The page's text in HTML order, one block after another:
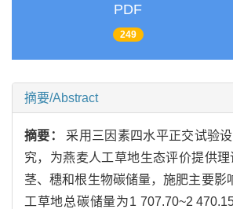
PDF
249
摘要/Abstract
摘要： 采用三因素四水平正交试验
究，为燕麦人工草地生态评价提供
茎、穗和根生物碳储量，施肥主要
工草地总碳储量为1 707.70~2